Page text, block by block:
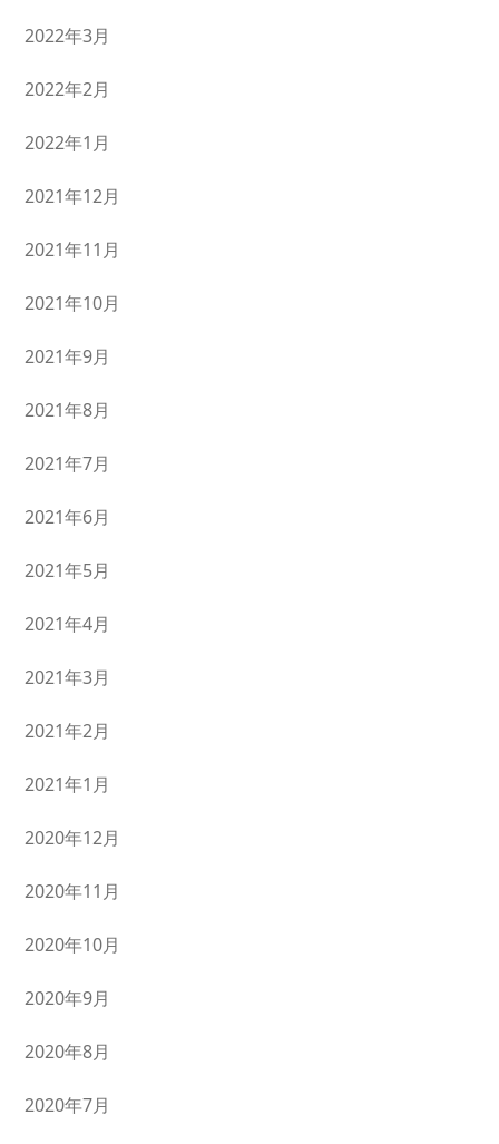
2022年3月
2022年2月
2022年1月
2021年12月
2021年11月
2021年10月
2021年9月
2021年8月
2021年7月
2021年6月
2021年5月
2021年4月
2021年3月
2021年2月
2021年1月
2020年12月
2020年11月
2020年10月
2020年9月
2020年8月
2020年7月